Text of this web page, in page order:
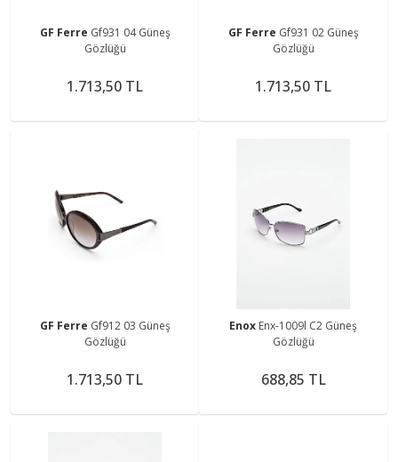
GF Ferre Gf931 04 Güneş
Gözlüğü
1.713,50 TL
GF Ferre Gf931 02 Güneş
Gözlüğü
1.713,50 TL
GF Ferre Gf912 03 Güneş
Gözlüğü
1.713,50 TL
Enox Enx-1009l C2 Güneş
Gözlüğü
688,85 TL